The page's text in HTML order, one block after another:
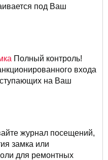
под Ваш
Полный контроль!
входа
на Ваш
журнал посещений,
замка или
для ремонтных